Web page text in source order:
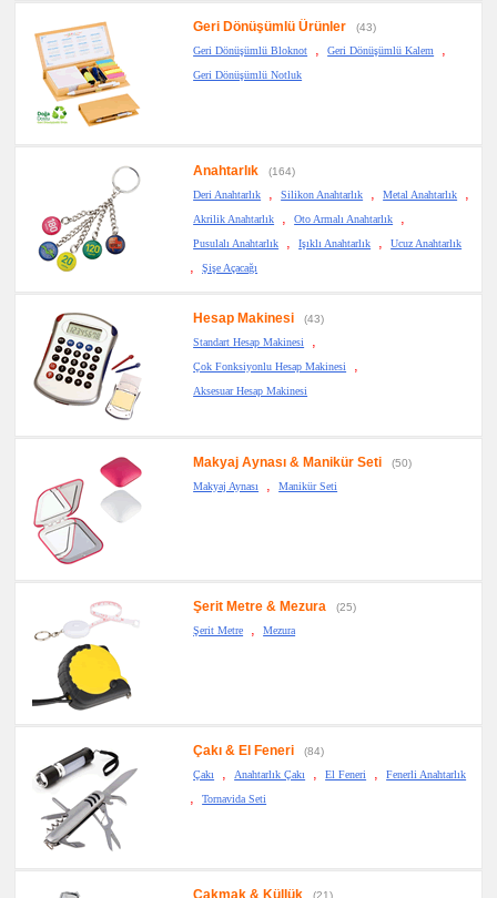
Geri Dönüşümlü Ürünler
(43)
Geri Dönüşümlü Bloknot
Geri Dönüşümlü Kalem
Geri Dönüşümlü Notluk
Anahtarlık
(164)
Deri Anahtarlık
Silikon Anahtarlık Metal Anahtarlık
Akrilik Anahtarlık Oto Armalı Anahtarlık
Pusulalı Anahtarlık Işıklı Anahtarlık Ucuz Anahtarlık
Şişe Açacağı
Hesap Makinesi
(43)
Standart Hesap Makinesi
Çok Fonksiyonlu Hesap Makinesi
Aksesuar Hesap Makinesi
Makyaj Aynası & Manikür Seti
(50)
Makyaj Aynası
Manikür Seti
Şerit Metre & Mezura
(25)
Şerit Metre
Mezura
Çakı & El Feneri
(84)
Çakı
Anahtarlık Çakı El Feneri Fenerli Anahtarlık
Tornavida Seti
Çakmak & Küllük (21)